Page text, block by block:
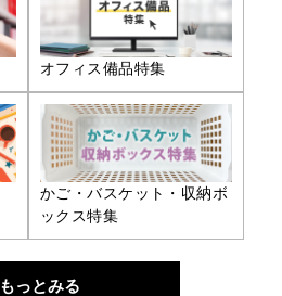
オフィス備品特集
かご・バスケット・収納ボ
ックス特集
もっとみる